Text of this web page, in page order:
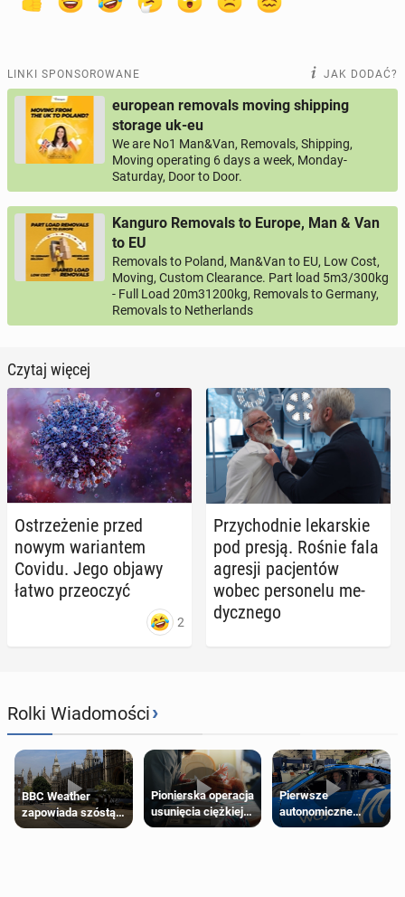
LINKI SPONSOROWANE JAK DODAĆ?
european removals moving shipping
storage uk-eu
We are No1 Man&Van, Removals, Shipping,
Moving operating 6 days a week, Monday-
Saturday, Door to Door.
Kanguro Removals to Europe, Man & Van
to EU
Removals to Poland, Man&Van to EU, Low Cost,
Moving, Custom Clearance. Part load 5m3/300kg
- Full Load 20m31200kg, Removals to Germany,
Removals to Netherlands
Czytaj więcej
Ostrze­że­nie przed
nowym wa­rian­tem
Covidu. Jego objawy
łatwo prze­oczyć
2
Przy­chod­nie le­kar­skie
pod presją. Rośnie fala
agresji pa­cjen­tów
wobec per­so­ne­lu me­
dycz­ne­go
Rolki Wiadomości›
BBC Weather
zapowiada szóstą
falę upałów w
Pionierska operacja
usunięcia ciężkiej
wady wrodzonej
Pierwsze
autonomiczne
Ubery pojawią się